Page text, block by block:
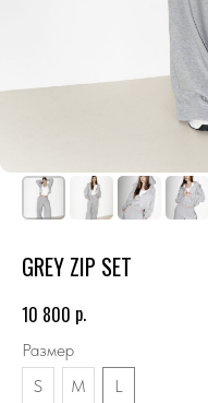
GREY ZIP SET
10 800 р.
Размер
S
M L